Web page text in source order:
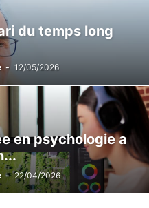
du temps long
- 12/05/2026
en psychologie a
- 22/04/2026